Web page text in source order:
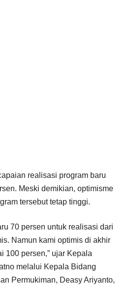
realisasi program baru
Meski demikian, optimisme
tersebut tetap tinggi.
70 persen untuk realisasi dari
Namun kami optimis di akhir
100 persen,” ujar Kepala
melalui Kepala Bidang
Permukiman, Deasy Ariyanto,